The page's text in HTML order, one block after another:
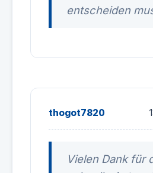
entscheiden
thogot7820
Vielen Dank für